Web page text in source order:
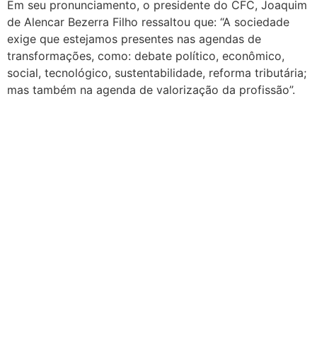
Em seu pronunciamento, o presidente do CFC, Joaquim
de Alencar Bezerra Filho ressaltou que: “A sociedade
exige que estejamos presentes nas agendas de
transformações, como: debate político, econômico,
social, tecnológico, sustentabilidade, reforma tributária;
mas também na agenda de valorização da profissão”.